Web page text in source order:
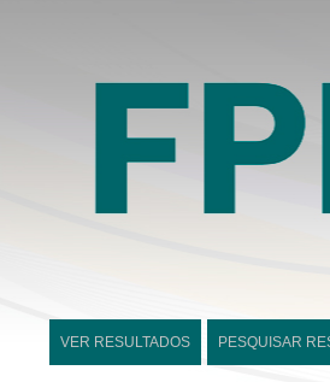
VER RESULTADOS PESQUISAR